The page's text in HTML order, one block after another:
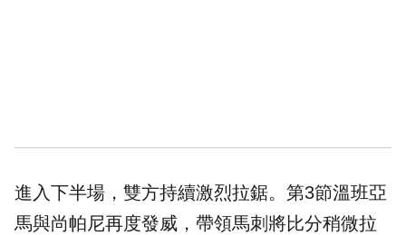
進入下半場，雙方持續激烈拉鋸。第3節溫班亞
馬與尚帕尼再度發威，帶領馬刺將比分稍微拉